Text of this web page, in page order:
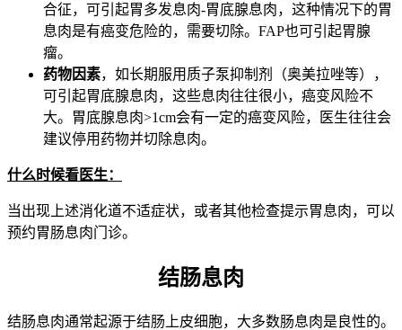
合征，可引起胃多发息肉-胃底腺息肉，这种情况下的胃
息肉是有癌变危险的，需要切除。FAP也可引起胃腺
瘤。
药物因素，如长期服用质子泵抑制剂（奥美拉唑等），
可引起胃底腺息肉，这些息肉往往很小，癌变风险不
大。胃底腺息肉>1cm会有一定的癌变风险，医生往往会
建议停用药物并切除息肉。
什么时候看医生：
当出现上述消化道不适症状，或者其他检查提示胃息肉，可以
预约胃肠息肉门诊。
结肠息肉
结肠息肉通常起源于结肠上皮细胞，大多数肠息肉是良性的。